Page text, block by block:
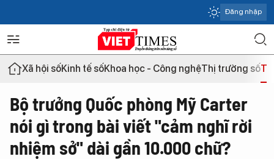
Đăng nhập
Xã hội sốKinh tế sốKhoa học - Công nghệThị trường số
Bộ trưởng Quốc phòng Mỹ Carter
nói gì trong bài viết "cảm nghĩ rời
nhiệm sở" dài gần 10.000 chữ?